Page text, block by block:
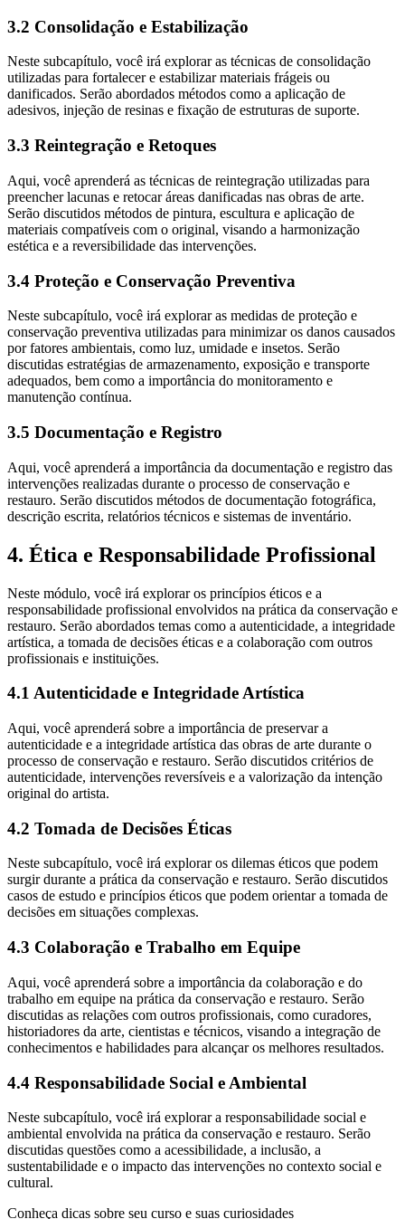
3.2 Consolidação e Estabilização
Neste subcapítulo, você irá explorar as técnicas de consolidação
utilizadas para fortalecer e estabilizar materiais frágeis ou
danificados. Serão abordados métodos como a aplicação de
adesivos, injeção de resinas e fixação de estruturas de suporte.
3.3 Reintegração e Retoques
Aqui, você aprenderá as técnicas de reintegração utilizadas para
preencher lacunas e retocar áreas danificadas nas obras de arte.
Serão discutidos métodos de pintura, escultura e aplicação de
materiais compatíveis com o original, visando a harmonização
estética e a reversibilidade das intervenções.
3.4 Proteção e Conservação Preventiva
Neste subcapítulo, você irá explorar as medidas de proteção e
conservação preventiva utilizadas para minimizar os danos causados
por fatores ambientais, como luz, umidade e insetos. Serão
discutidas estratégias de armazenamento, exposição e transporte
adequados, bem como a importância do monitoramento e
manutenção contínua.
3.5 Documentação e Registro
Aqui, você aprenderá a importância da documentação e registro das
intervenções realizadas durante o processo de conservação e
restauro. Serão discutidos métodos de documentação fotográfica,
descrição escrita, relatórios técnicos e sistemas de inventário.
4. Ética e Responsabilidade Profissional
Neste módulo, você irá explorar os princípios éticos e a
responsabilidade profissional envolvidos na prática da conservação e
restauro. Serão abordados temas como a autenticidade, a integridade
artística, a tomada de decisões éticas e a colaboração com outros
profissionais e instituições.
4.1 Autenticidade e Integridade Artística
Aqui, você aprenderá sobre a importância de preservar a
autenticidade e a integridade artística das obras de arte durante o
processo de conservação e restauro. Serão discutidos critérios de
autenticidade, intervenções reversíveis e a valorização da intenção
original do artista.
4.2 Tomada de Decisões Éticas
Neste subcapítulo, você irá explorar os dilemas éticos que podem
surgir durante a prática da conservação e restauro. Serão discutidos
casos de estudo e princípios éticos que podem orientar a tomada de
decisões em situações complexas.
4.3 Colaboração e Trabalho em Equipe
Aqui, você aprenderá sobre a importância da colaboração e do
trabalho em equipe na prática da conservação e restauro. Serão
discutidas as relações com outros profissionais, como curadores,
historiadores da arte, cientistas e técnicos, visando a integração de
conhecimentos e habilidades para alcançar os melhores resultados.
4.4 Responsabilidade Social e Ambiental
Neste subcapítulo, você irá explorar a responsabilidade social e
ambiental envolvida na prática da conservação e restauro. Serão
discutidas questões como a acessibilidade, a inclusão, a
sustentabilidade e o impacto das intervenções no contexto social e
cultural.
Conheça dicas sobre seu curso e suas curiosidades